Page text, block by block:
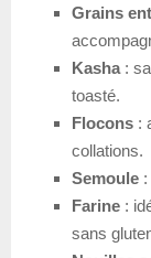
Grains
Kasha :
toasté.
Flocons :
collations.
Semoule
Farine :
sans